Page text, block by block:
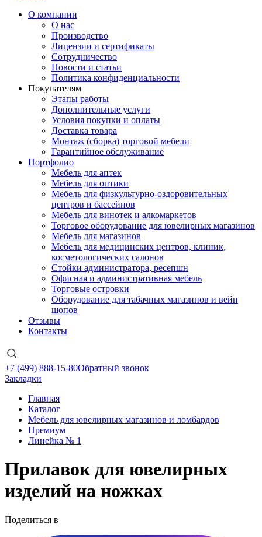
О компании
О нас
Производство
Лицензии и сертификаты
Сотрудничество
Новости и статьи
Политика конфиденциальности
Покупателям
Этапы работы
Дополнительные услуги
Условия покупки и оплаты
Доставка товара
Монтаж (сборка) торговой мебели
Гарантийное обслуживание
Портфолио
Мебель для аптек
Мебель для оптики
Мебель для физкультурно-оздоровительных
центров и бассейнов
Мебель для винотек и алкомаркетов
Торговое оборудование для ювелирных магазинов
Мебель для магазинов
Мебель для медицинских центров, клиник,
косметологических салонов
Стойки администратора, ресепшн
Офисная и административная мебель
Торговые островки
Оборудование для табачных магазинов и вейп
шопов
Отзывы
Контакты
+7 (499) 888-15-80Обратный звонок
Закладки
Главная
Каталог
Мебель для ювелирных магазинов и ломбардов
Премиум
Линейка № 1
Прилавок для ювелирных
изделий на ножках
Поделиться в